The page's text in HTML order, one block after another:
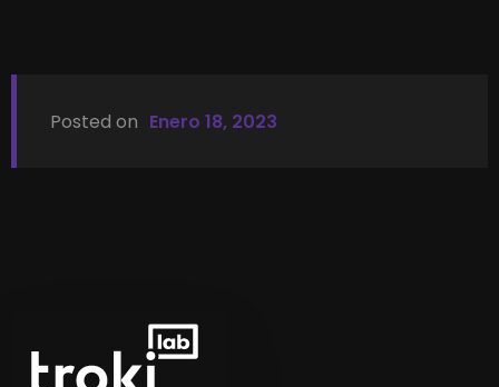
Posted on Enero 18, 2023